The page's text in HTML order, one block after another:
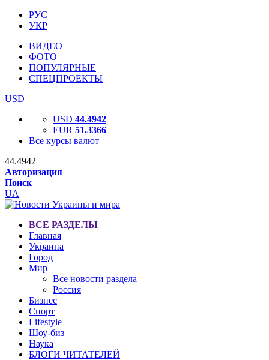
РУС
УКР
ВИДЕО
ФОТО
ПОПУЛЯРНЫЕ
СПЕЦПРОЕКТЫ
USD
USD 44.4942
EUR 51.3366
Все курсы валют
44.4942
Авторизация
Поиск
UA
ВСЕ РАЗДЕЛЫ
Главная
Украина
Город
Мир
Все новости раздела
Россия
Бизнес
Спорт
Lifestyle
Шоу-биз
Наука
БЛОГИ ЧИТАТЕЛЕЙ